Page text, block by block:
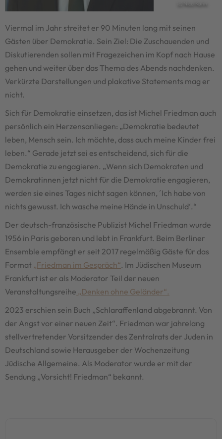
Viermal im Jahr streitet er 90 Minuten lang mit seinen
Gästen über Demokratie. Sein Ziel: Die Zuschauenden und
Diskutierenden sollen mit Fragezeichen im Kopf nach Hause
gehen und weiter über das Thema des Abends nachdenken.
Verkürzte Darstellungen und plakative Statements mag er
nicht.
Sich für Demokratie einsetzen, das ist Michel Friedman auch
persönlich ein Herzensanliegen: „Demokratie bedeutet
leben, Mensch sein. Ich möchte, dass auch meine Kinder frei
leben.“ Gerade jetzt sei es entscheidend, sich für die
Demokratie zu engagieren. „Wenn sich Demokraten und
Demokratinnen jetzt nicht für die Demokratie engagieren,
werden sie eines Tages nicht sagen können, ´Ich habe von
nichts gewusst. Ich wasche meine Hände in Unschuld‘.“
Der deutsch-französische Publizist Michel Friedman wurde
1956 in Paris geboren und lebt in Frankfurt. Beim Berliner
Ensemble empfängt er seit 2017 regelmäßig Gäste für das
Format „Friedman im Gespräch“. Im Jüdischen Museum
Frankfurt ist er als Moderator Teil der neuen
Veranstaltungsreihe „Denken ohne Geländer“.
2023 erschien sein Buch „Schlaraffenland abgebrannt. Von
der Angst vor einer neuen Zeit“. Friedman war jahrelang
stellvertretender Vorsitzender des Zentralrats der Juden in
Deutschland sowie Herausgeber der Wochenzeitung
Jüdische Allgemeine. Als Moderator wurde er mit der
Sendung „Vorsicht! Friedman“ bekannt.